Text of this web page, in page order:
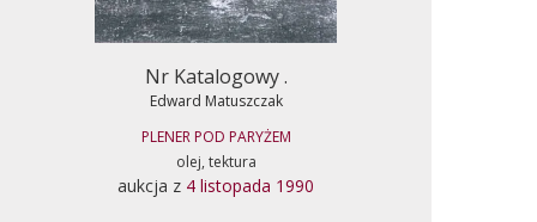
Nr Katalogowy .
Edward Matuszczak
PLENER POD PARYŻEM
olej, tektura
aukcja z 4 listopada 1990